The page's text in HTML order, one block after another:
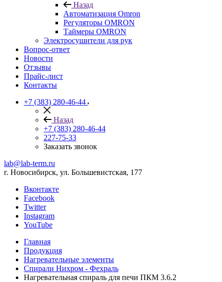
Назад
Автоматизация Omron
Регуляторы OMRON
Таймеры OMRON
Электросушители для рук
Вопрос-ответ
Новости
Отзывы
Прайс-лист
Контакты
+7 (383) 280-46-44
Назад
+7 (383) 280-46-44
227-75-33
Заказать звонок
lab@lab-term.ru
г. Новосибирск, ул. Большевистская, 177
Вконтакте
Facebook
Twitter
Instagram
YouTube
Главная
Продукция
Нагревательные элементы
Спирали Нихром - Фехраль
Нагревательная спираль для печи ПКМ 3.6.2